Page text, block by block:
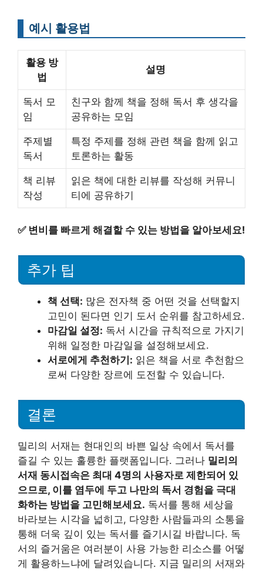
예시 활용법
활용 방
법
설명
독서 모
임
친구와 함께 책을 정해 독서 후 생각을
공유하는 모임
주제별
독서
특정 주제를 정해 관련 책을 함께 읽고
토론하는 활동
책 리뷰
작성
읽은 책에 대한 리뷰를 작성해 커뮤니
티에 공유하기
✅ 변비를 빠르게 해결할 수 있는 방법을 알아보세요!
추가 팁
책 선택: 많은 전자책 중 어떤 것을 선택할지
고민이 된다면 인기 도서 순위를 참고하세요.
마감일 설정: 독서 시간을 규칙적으로 가지기
위해 일정한 마감일을 설정해보세요.
서로에게 추천하기: 읽은 책을 서로 추천함으
로써 다양한 장르에 도전할 수 있습니다.
결론
밀리의 서재는 현대인의 바쁜 일상 속에서 독서를
즐길 수 있는 훌륭한 플랫폼입니다. 그러나 밀리의
서재 동시접속은 최대 4명의 사용자로 제한되어 있
으므로, 이를 염두에 두고 나만의 독서 경험을 극대
화하는 방법을 고민해보세요. 독서를 통해 세상을
바라보는 시각을 넓히고, 다양한 사람들과의 소통을
통해 더욱 깊이 있는 독서를 즐기시길 바랍니다. 독
서의 즐거움은 여러분이 사용 가능한 리소스를 어떻
게 활용하느냐에 달려있습니다. 지금 밀리의 서재와